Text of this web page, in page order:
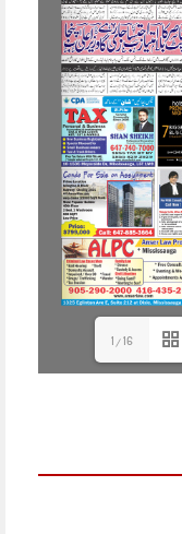
1/16